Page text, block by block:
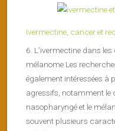
Ivermectine, cancer et
6. L’ivermectine dans
mélanome Les
également intéressées
agressifs, notamment
nasopharyngé et le
souvent plusieurs